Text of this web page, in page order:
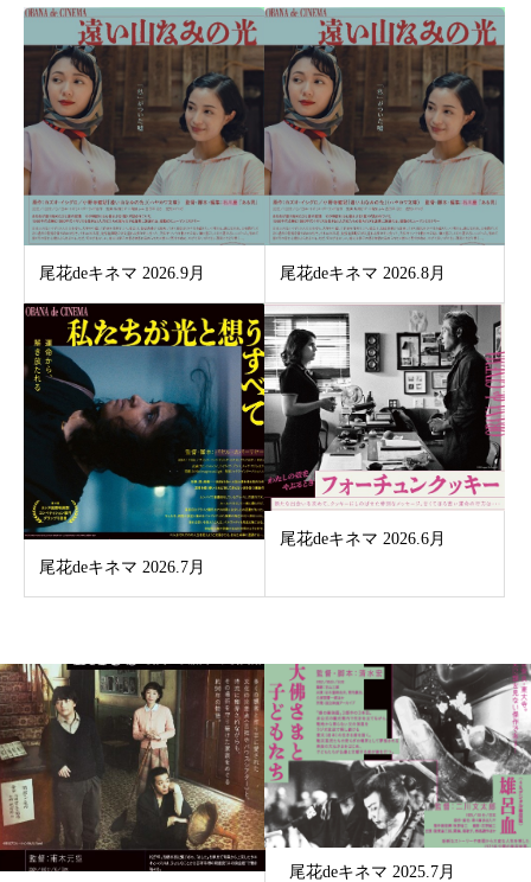
尾花deキネマ 2026.9月 尾花deキネマ 2026.8月
尾花deキネマ 2026.7月
尾花deキネマ 2026.6月
尾花deキネマ 2025.7月